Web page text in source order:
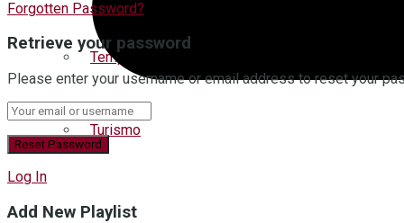
Tempo
Turismo
Forgotten Password?
Retrieve your password
Please enter your username or email address to reset your
Log In
Add New Playlist